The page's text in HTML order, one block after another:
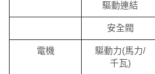
驅動連結
安全閥
電機
驅動力(馬力/
千瓦)